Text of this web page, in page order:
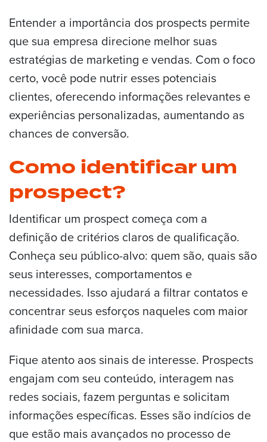
Entender a importância dos prospects permite
que sua empresa direcione melhor suas
estratégias de marketing e vendas. Com o foco
certo, você pode nutrir esses potenciais
clientes, oferecendo informações relevantes e
experiências personalizadas, aumentando as
chances de conversão.
Como identificar um
prospect?
Identificar um prospect começa com a
definição de critérios claros de qualificação.
Conheça seu público-alvo: quem são, quais são
seus interesses, comportamentos e
necessidades. Isso ajudará a filtrar contatos e
concentrar seus esforços naqueles com maior
afinidade com sua marca.
Fique atento aos sinais de interesse. Prospects
engajam com seu conteúdo, interagem nas
redes sociais, fazem perguntas e solicitam
informações específicas. Esses são indícios de
que estão mais avançados no processo de